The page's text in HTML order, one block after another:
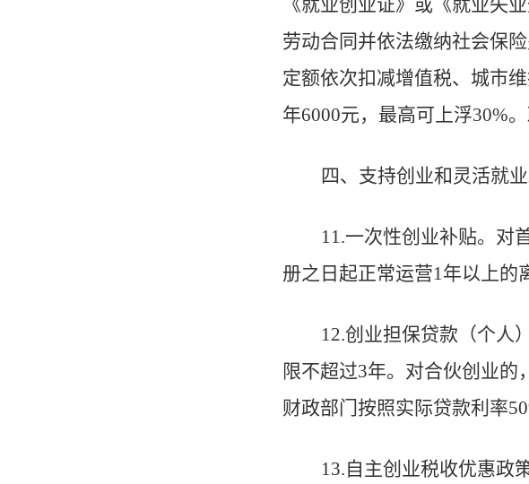
《就业创业证》 或《就业失
劳动合同并依法缴纳社会保
定额依次扣减增值税、城市
年6000元，最高可上浮30%。
四、支持创业和灵活就
11.一次性创业补贴。 对
册之日起正常运营1年以上的
12.创业担保贷款（个人）
限不超过3年。对合伙创业的
财政部门按照实际贷款利率
13.自主创业税收优惠政